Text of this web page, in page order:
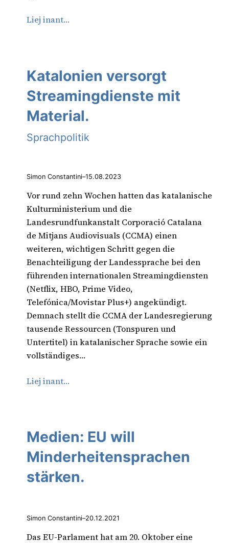
Liej inant…
Katalonien versorgt
Streamingdienste mit
Material.
Sprachpolitik
Simon Constantini–15.08.2023
Vor rund zehn Wochen hatten das katalanische
Kulturministerium und die
Landesrundfunkanstalt Corporació Catalana
de Mitjans Audiovisuals (CCMA) einen
weiteren, wichtigen Schritt gegen die
Benachteiligung der Landessprache bei den
führenden internationalen Streamingdiensten
(Netflix, HBO, Prime Video,
Telefónica/Movistar Plus+) angekündigt.
Demnach stellt die CCMA der Landesregierung
tausende Ressourcen (Tonspuren und
Untertitel) in katalanischer Sprache sowie ein
vollständiges…
Liej inant…
Medien: EU will
Minderheitensprachen
stärken.
Simon Constantini–20.12.2021
Das EU-Parlament hat am 20. Oktober eine